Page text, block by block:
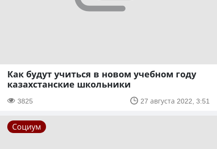
Как будут учиться в новом учебном году
казахстанские школьники
3825 27 августа 2022, 3:51
Социум